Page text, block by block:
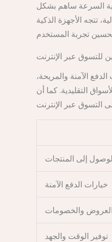
السرعة ساهم بشكل
للتسوق عبر الإنترنت
الآمنة والمريحة،
التقليدية. كما أن
إلى المنتجات
خيارات الدفع الآمنة
العروض والخصومات
توفير الوقت والجهد